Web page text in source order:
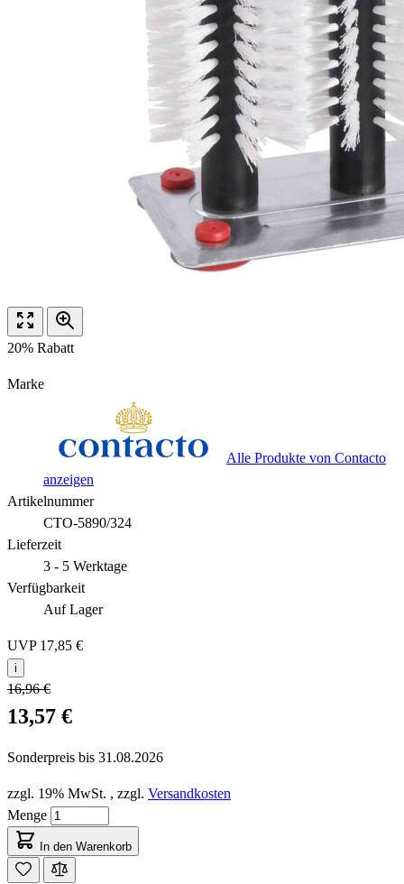
20% Rabatt
Marke
Alle Produkte von Contacto
anzeigen
Artikelnummer
CTO-5890/324
Lieferzeit
3 - 5 Werktage
Verfügbarkeit
Auf Lager
UVP 17,85 €
i
16,96 €
13,57 €
Sonderpreis bis 31.08.2026
zzgl. 19% MwSt. , zzgl. Versandkosten
Menge
In den Warenkorb